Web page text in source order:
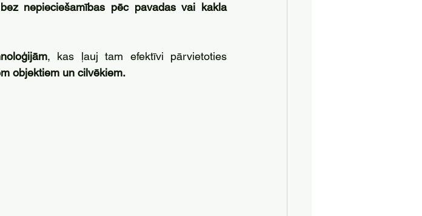
bez nepieciešamības pēc pavadas vai kakla
, kas ļauj tam efektīvi pārvietoties
objektiem un cilvēkiem.